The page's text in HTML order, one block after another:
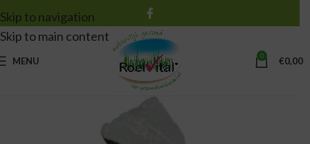
Skip to navigation
Skip to main content
MENU 0 €0,00